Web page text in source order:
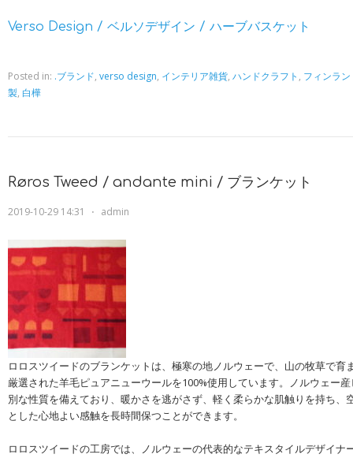
Verso Design / ベルソデザイン / ハーブバスケット
Posted in: .ブランド, verso design, インテリア雑貨, ハンドクラフト , フィンラン
製, 白樺
Røros Tweed / andante mini / ブランケット
2019-10-29 14:31 ⋅ admin
ロロスツイードのブランケットは、極寒の地ノルウェーで、山の牧草で育
厳選された羊毛ピュアニューウールを100%使用しています。ノルウェー
別な性質を備えており、暖かさを逃がさず、軽く柔らかな肌触りを持ち、
とした心地よい感触を長時間保つことができます。
ロロスツイードの工房では、ノルウェーの代表的なテキスタイルデザイナ